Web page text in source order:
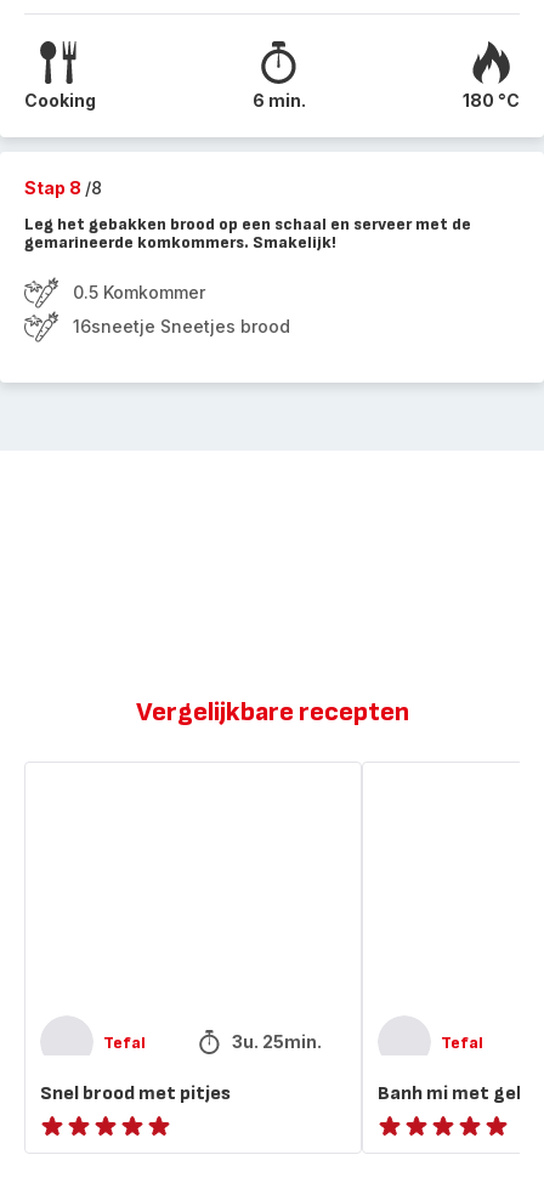
Cooking 6 min. 180 °C
Stap 8 /8
Leg het gebakken brood op een schaal en serveer met de
gemarineerde komkommers. Smakelijk!
0.5 Komkommer
16sneetje Sneetjes brood
Vergelijkbare recepten
Tefal 3u. 25min.
Snel brood met pitjes
ratings.NaN
Tefal
Banh mi met
ratings.NaN